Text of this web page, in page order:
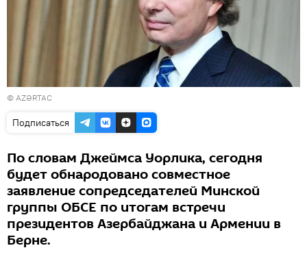
© AZƏRTAC
Подписаться
По словам Джеймса Уорлика, сегодня
будет обнародовано совместное
заявление сопредседателей Минской
группы ОБСЕ по итогам встречи
президентов Азербайджана и Армении в
Берне.